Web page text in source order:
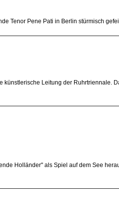
Tenor Pene Pati in Berlin stürmisch
Leitung der
Holländer" als Spiel auf dem See